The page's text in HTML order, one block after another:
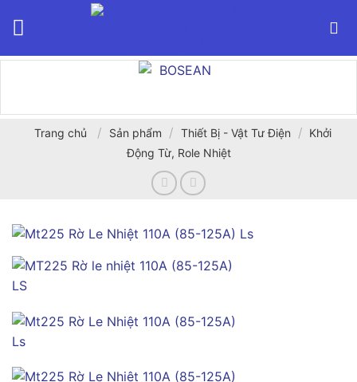
Trang chủ / Sản phẩm / Thiết Bị - Vật Tư Điện / Khởi
Động Từ, Role Nhiệt